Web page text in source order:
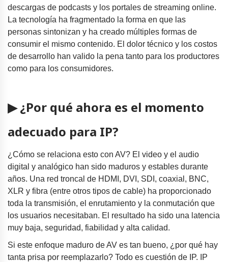
descargas de podcasts y los portales de streaming online.
La tecnología ha fragmentado la forma en que las
personas sintonizan y ha creado múltiples formas de
consumir el mismo contenido. El dolor técnico y los costos
de desarrollo han valido la pena tanto para los productores
como para los consumidores.
▶ ¿Por qué ahora es el momento
adecuado para IP?
¿Cómo se relaciona esto con AV? El video y el audio
digital y analógico han sido maduros y estables durante
años. Una red troncal de HDMI, DVI, SDI, coaxial, BNC,
XLR y fibra (entre otros tipos de cable) ha proporcionado
toda la transmisión, el enrutamiento y la conmutación que
los usuarios necesitaban. El resultado ha sido una latencia
muy baja, seguridad, fiabilidad y alta calidad.
Si este enfoque maduro de AV es tan bueno, ¿por qué hay
tanta prisa por reemplazarlo? Todo es cuestión de IP. IP